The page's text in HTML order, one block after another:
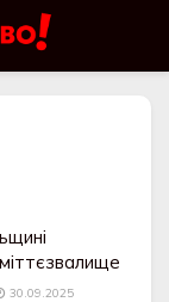
30.09.2025